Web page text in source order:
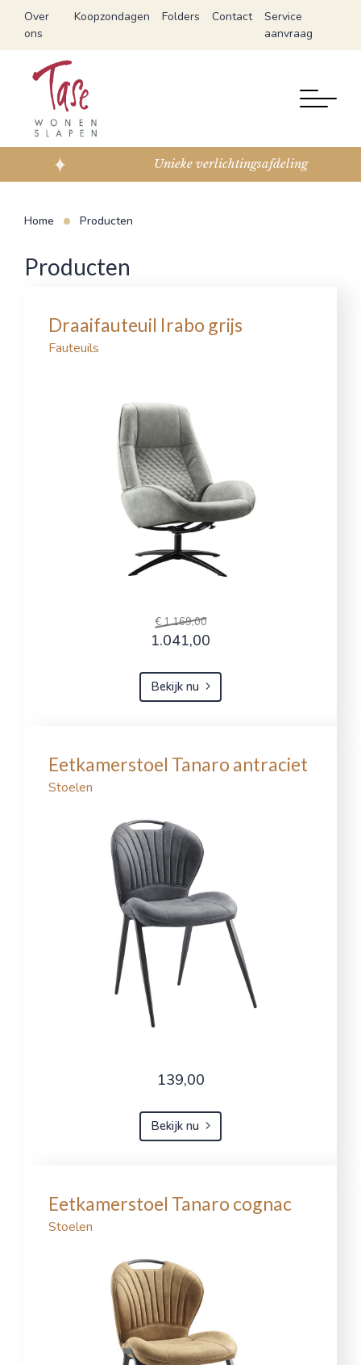
Over
ons
Koopzondagen Folders Contact
Service
aanvraag
Unieke verlichtingsafdeling
Home Producten
Producten
Draaifauteuil Irabo grijs
Fauteuils
€ 1.169,00
1.041,00
Bekijk nu
Eetkamerstoel Tanaro antraciet
Stoelen
139,00
Bekijk nu
Eetkamerstoel Tanaro cognac
Stoelen